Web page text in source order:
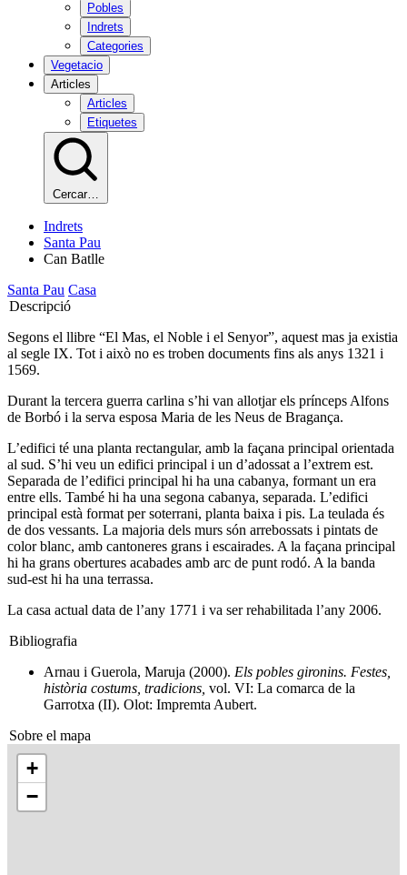
Pobles
Indrets
Categories
Vegetacio
Articles
Articles
Etiquetes
Cercar…
Indrets
Santa Pau
Can Batlle
Santa Pau Casa
Descripció
Segons el llibre “El Mas, el Noble i el Senyor”, aquest mas ja existia
al segle IX. Tot i això no es troben documents fins als anys 1321 i
1569.
Durant la tercera guerra carlina s’hi van allotjar els prínceps Alfons
de Borbó i la serva esposa Maria de les Neus de Bragança.
L’edifici té una planta rectangular, amb la façana principal orientada
al sud. S’hi veu un edifici principal i un d’adossat a l’extrem est.
Separada de l’edifici principal hi ha una cabanya, formant un era
entre ells. També hi ha una segona cabanya, separada. L’edifici
principal està format per soterrani, planta baixa i pis. La teulada és
de dos vessants. La majoria dels murs són arrebossats i pintats de
color blanc, amb cantoneres grans i escairades. A la façana principal
hi ha grans obertures acabades amb arc de punt rodó. A la banda
sud-est hi ha una terrassa.
La casa actual data de l’any 1771 i va ser rehabilitada l’any 2006.
Bibliografia
Arnau i Guerola, Maruja (2000). Els pobles gironins. Festes,
història costums, tradicions, vol. VI: La comarca de la
Garrotxa (II). Olot: Impremta Aubert.
Sobre el mapa
+
−